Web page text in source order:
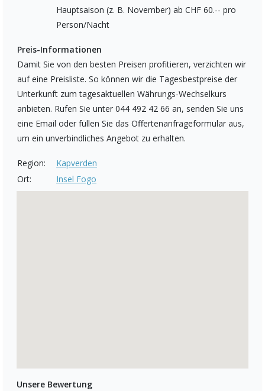
Hauptsaison (z. B. November) ab CHF 60.-- pro
Person/Nacht
Preis-Informationen
Damit Sie von den besten Preisen profitieren, verzichten wir
auf eine Preisliste. So können wir die Tagesbestpreise der
Unterkunft zum tagesaktuellen Währungs-Wechselkurs
anbieten. Rufen Sie unter 044 492 42 66 an, senden Sie uns
eine Email oder füllen Sie das Offertenanfrageformular aus,
um ein unverbindliches Angebot zu erhalten.
Region:
Kapverden
Ort:
Insel Fogo
Unsere Bewertung